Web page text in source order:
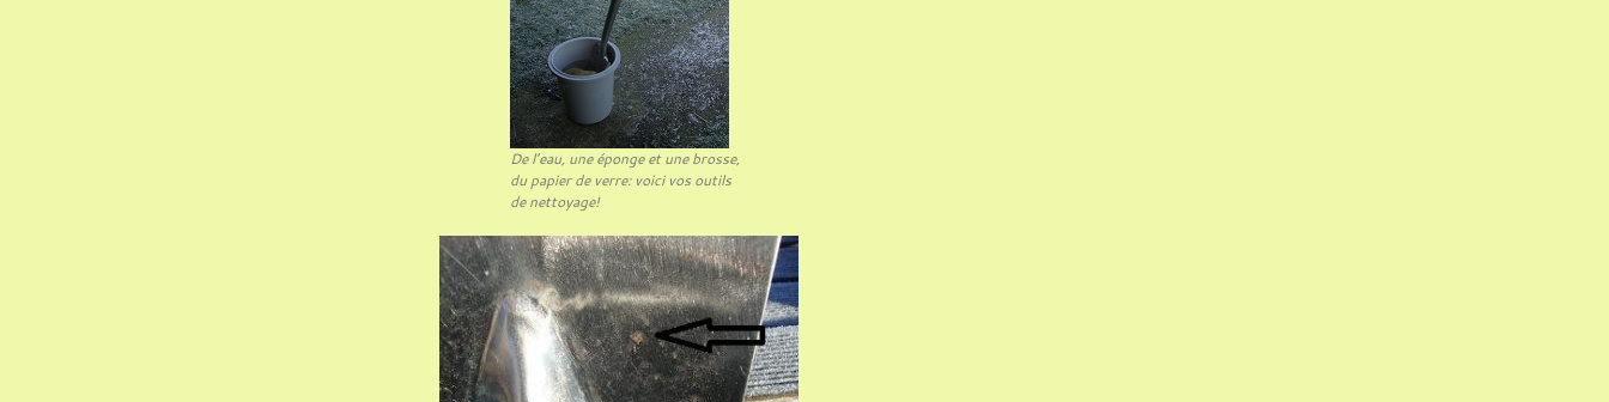
De l’eau, une éponge et une brosse,
du papier de verre: voici vos outils
de nettoyage!